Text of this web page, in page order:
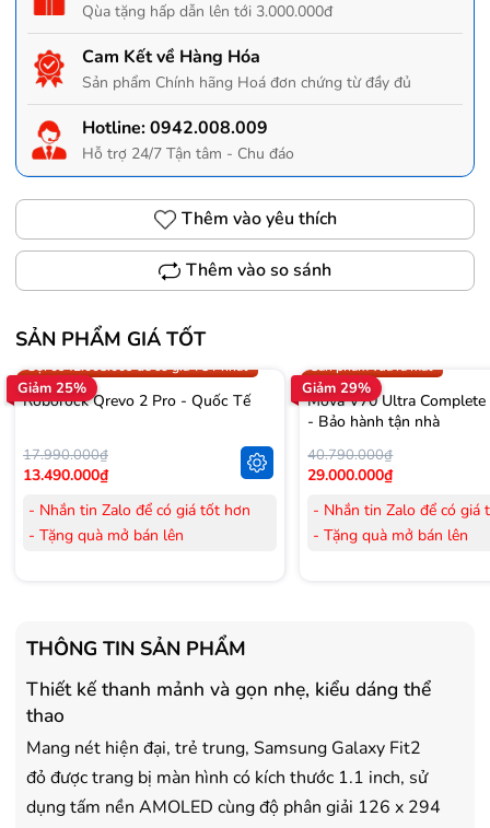
Qùa tặng hấp dẫn lên tới 3.000.000đ
Cam Kết về Hàng Hóa
Sản phẩm Chính hãng Hoá đơn chứng từ đầy đủ
Hotline:0942.008.009
Hỗ trợ 24/7 Tận tâm - Chu đáo
Thêm vào yêu thích
Thêm vào so sánh
SẢN PHẨM GIÁ TỐT
Giảm 25%
Trợ giá 300.000đ
Gọi 0942.008.009 để có giá TỐT nhất
Roborock Qrevo 2 Pro - Quốc Tế
17.990.000₫
13.490.000₫
- Nhắn tin Zalo để có giá tốt hơn
- Tặng quà mở bán lên
- Tặng Voucher trị giá 150.000đ
mua Máy lọc Không khí
- Cam kết hàng mới 100%.
- Lắp đặt, HDSD tại nhà nội thành
Hà Nội, Hồ Chí Minh
- Vận chuyển Toàn Quốc.
- Bảo hành 24 tháng chính hãng
Giảm 29%
Sản phẩm vừa ra mắt
Mova V70 Ultra
- Bảo hành tận nhà
40.790.000₫
29.000.000₫
- Nhắn tin Zalo để có giá
- Tặng quà mở bán lên
- Cam kết hàng mới
Hà Nội, Hồ Chí Minh
- Vận chuyển Toàn Quốc.
- Bảo hành 36 tháng
THÔNG TIN SẢN PHẨM
Thiết kế thanh mảnh và gọn nhẹ, kiểu dáng thể
thao
Mang nét hiện đại, trẻ trung, Samsung Galaxy Fit2
đỏ được trang bị màn hình có kích thước 1.1 inch, sử
dụng tấm nền AMOLED cùng độ phân giải 126 x 294